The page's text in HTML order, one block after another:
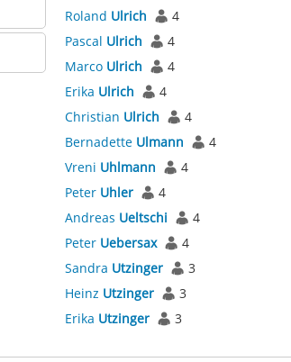
Roland Ulrich
4
Pascal Ulrich
4
Marco Ulrich
4
Erika Ulrich
4
Christian Ulrich
4
Bernadette Ulmann
4
Vreni Uhlmann
4
Peter Uhler
4
Andreas Ueltschi
4
Peter Uebersax
4
Sandra Utzinger
3
Heinz Utzinger
3
Erika Utzinger 3